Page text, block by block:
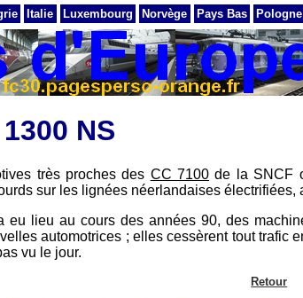
Italie Luxembourg Norvège Pays Bas Pologne
NS
très proches des CC 7100 de la SNCF
sur les lignées néerlandaises
eu lieu au cours des années 90, des
automotrices ; elles cessèrent tout trafic
vu le jour.
Retour